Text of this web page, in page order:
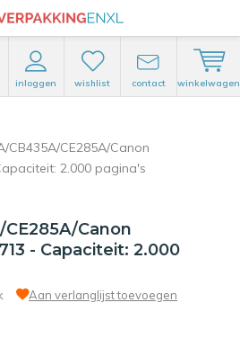
inloggen wishlist contact winkelwagen
CB435A/CE285A/Canon
2.000 pagina's
Canon
- Capaciteit: 2.000
Aan verlanglijst toevoegen